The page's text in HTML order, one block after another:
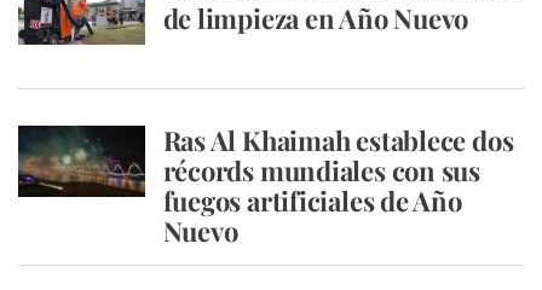
de limpieza en Año Nuevo
Ras Al Khaimah establece dos
récords mundiales con sus
fuegos artificiales de Año
Nuevo